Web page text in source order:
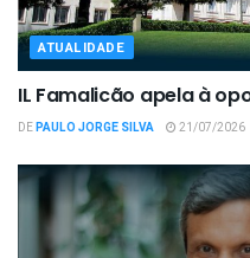
ATUALIDADE
IL Famalicão apela à
DEPAULO JORGE SILVA 21/07/2026